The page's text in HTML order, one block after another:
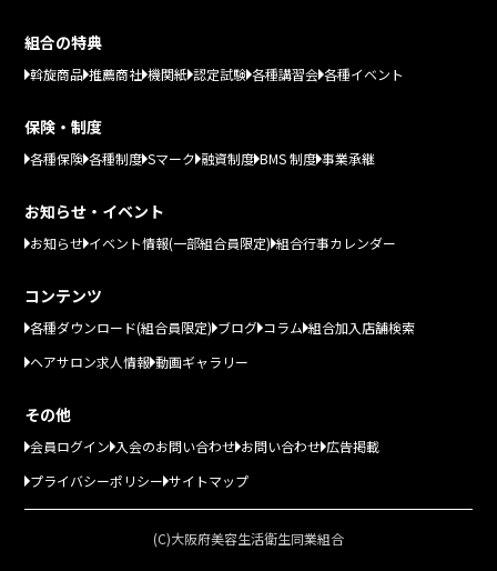
組合の特典
斡旋商品 推薦商社 機関紙 認定試験 各種講習会 各種イベント
保険・制度
各種保険 各種制度 Sマーク 融資制度 BMS 制度 事業承継
お知らせ・イベント
お知らせ イベント情報(一部組合員限定) 組合行事カレンダー
コンテンツ
各種ダウンロード(組合員限定) ブログ コラム 組合加入店舗検索
ヘアサロン求人情報 動画ギャラリー
その他
会員ログイン 入会のお問い合わせ お問い合わせ 広告掲載
プライバシーポリシー サイトマップ
(C)大阪府美容生活衛生同業組合